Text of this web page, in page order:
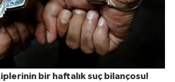
bir haftalık suç bilançosu!